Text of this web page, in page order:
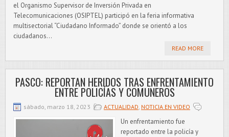
el Organismo Supervisor de Inversión Privada en
Telecomunicaciones (OSIPTEL) participó en la feria informativa
multisectorial “Ciudadano Informado” donde se orientó a los
ciudadanos...
READ MORE
PASCO: REPORTAN HERIDOS TRAS ENFRENTAMIENTO
ENTRE POLICÍAS Y COMUNEROS
sábado, marzo 18, 2023 ACTUALIDAD, NOTICIA EN VIDEO
Un enfrentamiento fue
reportado entre la policía y